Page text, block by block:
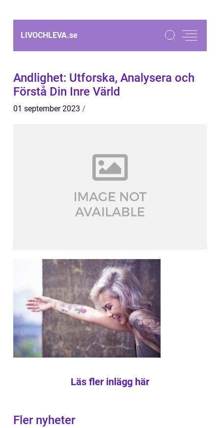
LIVOCHLEVA.se
Andlighet: Utforska, Analysera och
Förstå Din Inre Värld
01 september 2023
Läs fler inlägg här
Fler nyheter